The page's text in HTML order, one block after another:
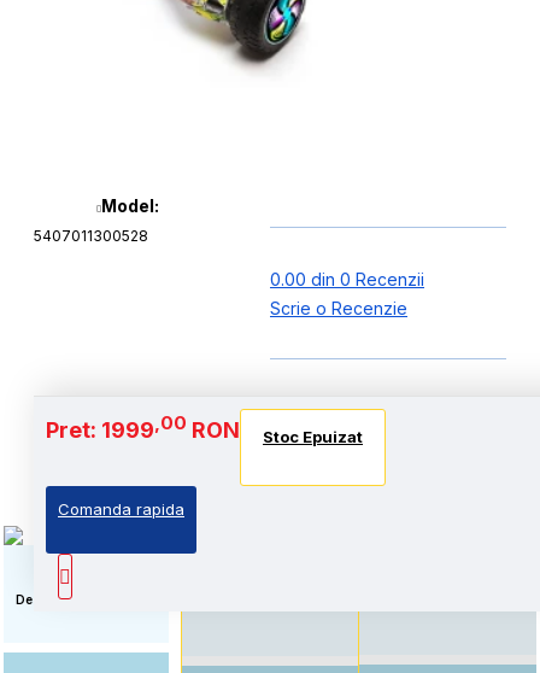
Model:
5407011300528
0.00 din 0 Recenzii
Scrie o Recenzie
Pret: 1999,00 RON Stoc Epuizat
Comanda rapida
Baterie si Autonomie
Descriere
Stoc Epuizat
Standard: Pret accesibil,
Stoc Epuizat